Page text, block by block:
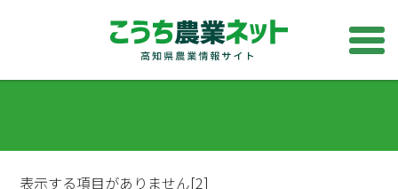
表示する項目がありません[2]